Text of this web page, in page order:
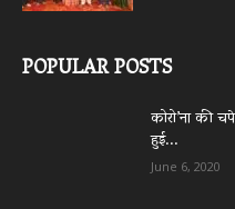
POPULAR POSTS
कोरो’ना की
हुई...
June 6, 2020